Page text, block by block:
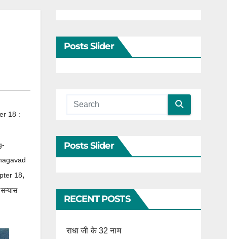
18 :
18,
Posts Slider
Posts Slider
RECENT POSTS
राधा जी के 32 नाम